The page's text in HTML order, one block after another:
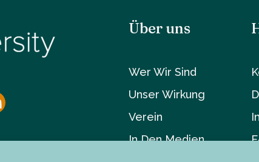
Über uns
Wer Wir Sind
Unser Wirkung
Verein
In Den Medien